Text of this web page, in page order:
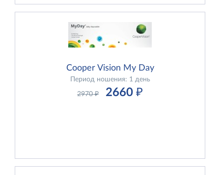
Cooper Vision My Day
Период ношения: 1 день
2970₽ 2660 ₽